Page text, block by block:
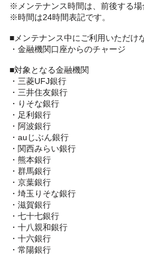
※メンテナンス時間は、前後する場
※時間は24時間表記です。
■メンテナンス中にご利用いただけ
・金融機関口座からのチャージ
■対象となる金融機関
・三菱UFJ銀行
・三井住友銀行
・りそな銀行
・足利銀行
・阿波銀行
・auじぶん銀行
・関西みらい銀行
・熊本銀行
・群馬銀行
・京葉銀行
・埼玉りそな銀行
・滋賀銀行
・七十七銀行
・十八親和銀行
・十六銀行
・常陽銀行